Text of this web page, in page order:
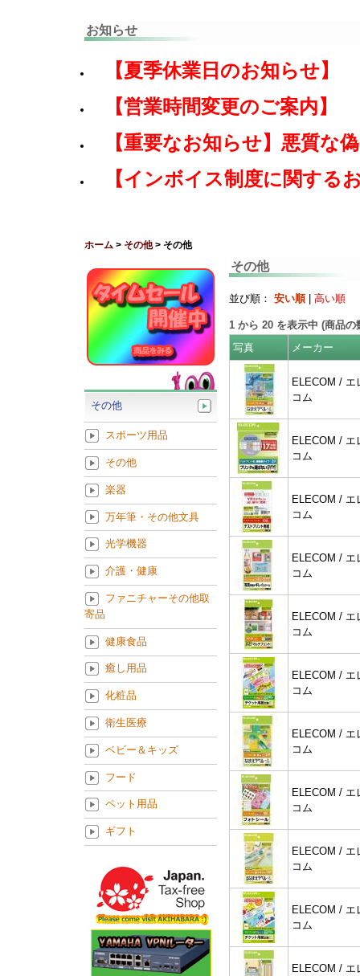
お知らせ
【夏季休業日のお知らせ】
【営業時間変更のご案内】
【重要なお知らせ】悪質な
【インボイス制度に関する
ホーム > その他> その他
その他
並び順： 安い順| 高い順
1 から 20 を表示中 (商品
写真
メーカー
ELECOM / エ
コム
ELECOM / エ
コム
ELECOM / エ
コム
ELECOM / エ
コム
ELECOM / エ
コム
ELECOM / エ
コム
ELECOM / エ
コム
ELECOM / エ
コム
ELECOM / エ
コム
ELECOM / エ
コム
ELECOM / エ
その他
スポーツ用品
その他
楽器
万年筆・その他文具
光学機器
介護・健康
ファニチャーその他取
寄品
健康食品
癒し用品
化粧品
衛生医療
ベビー＆キッズ
フード
ペット用品
ギフト